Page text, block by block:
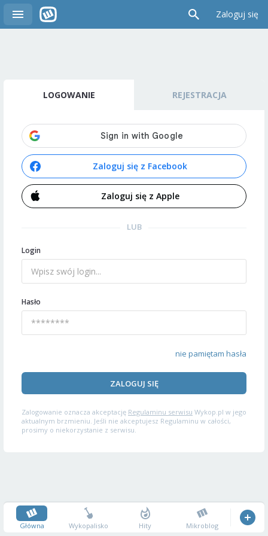
Zaloguj się
LOGOWANIE REJESTRACJA
Zaloguj się z Facebook
Zaloguj się z Apple
LUB
Login
Hasło
nie pamiętam hasła
ZALOGUJ SIĘ
Zalogowanie oznacza akceptację Regulaminu serwisu Wykop.pl w jego
aktualnym brzmieniu. Jeśli nie akceptujesz Regulaminu w całości,
prosimy o niekorzystanie z serwisu.
Główna Wykopalisko Hity Mikroblog